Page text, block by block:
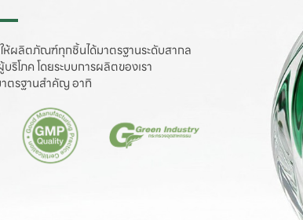
ห้ผลิตภัณฑ์ทุกชิ้นได้มาตรฐานระดับสากล
ริโภค โดยระบบการผลิตของเรา
าตรฐานสำคัญ อาทิ